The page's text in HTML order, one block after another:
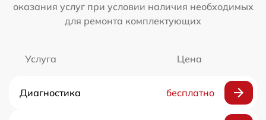
оказания услуг при условии наличия необходимых
для ремонта комплектующих
Услуга Цена
Диагностика бесплатно